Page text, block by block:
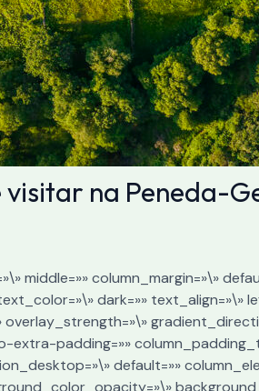
visitar na Peneda-
middle=»» column_margin=»\»
dark=»» text_align=»\»
overlay_strength=»\»
padding=»»
default=»»